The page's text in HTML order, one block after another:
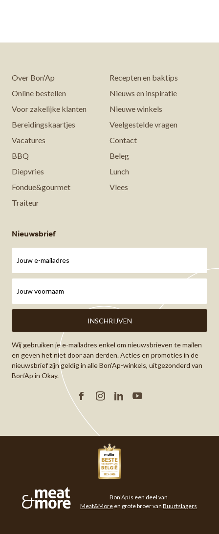
Over Bon'Ap
Recepten en baktips
Online bestellen
Nieuws en inspiratie
Voor zakelijke klanten
Nieuwe winkels
Bereidingskaartjes
Veelgestelde vragen
Vacatures
Contact
BBQ
Beleg
Diepvries
Lunch
Fondue&gourmet
Vlees
Traiteur
Nieuwsbrief
Wij gebruiken je e-mailadres enkel om nieuwsbrieven te mailen
en geven het niet door aan derden. Acties en promoties in de
nieuwsbrief zijn geldig in alle Bon’Ap-winkels, uitgezonderd van
Bon’Ap in Okay.
FacebookInstagram
Linkedin
Bon'Ap is een deel van
Meat&More en grote broer van Buurtslagers